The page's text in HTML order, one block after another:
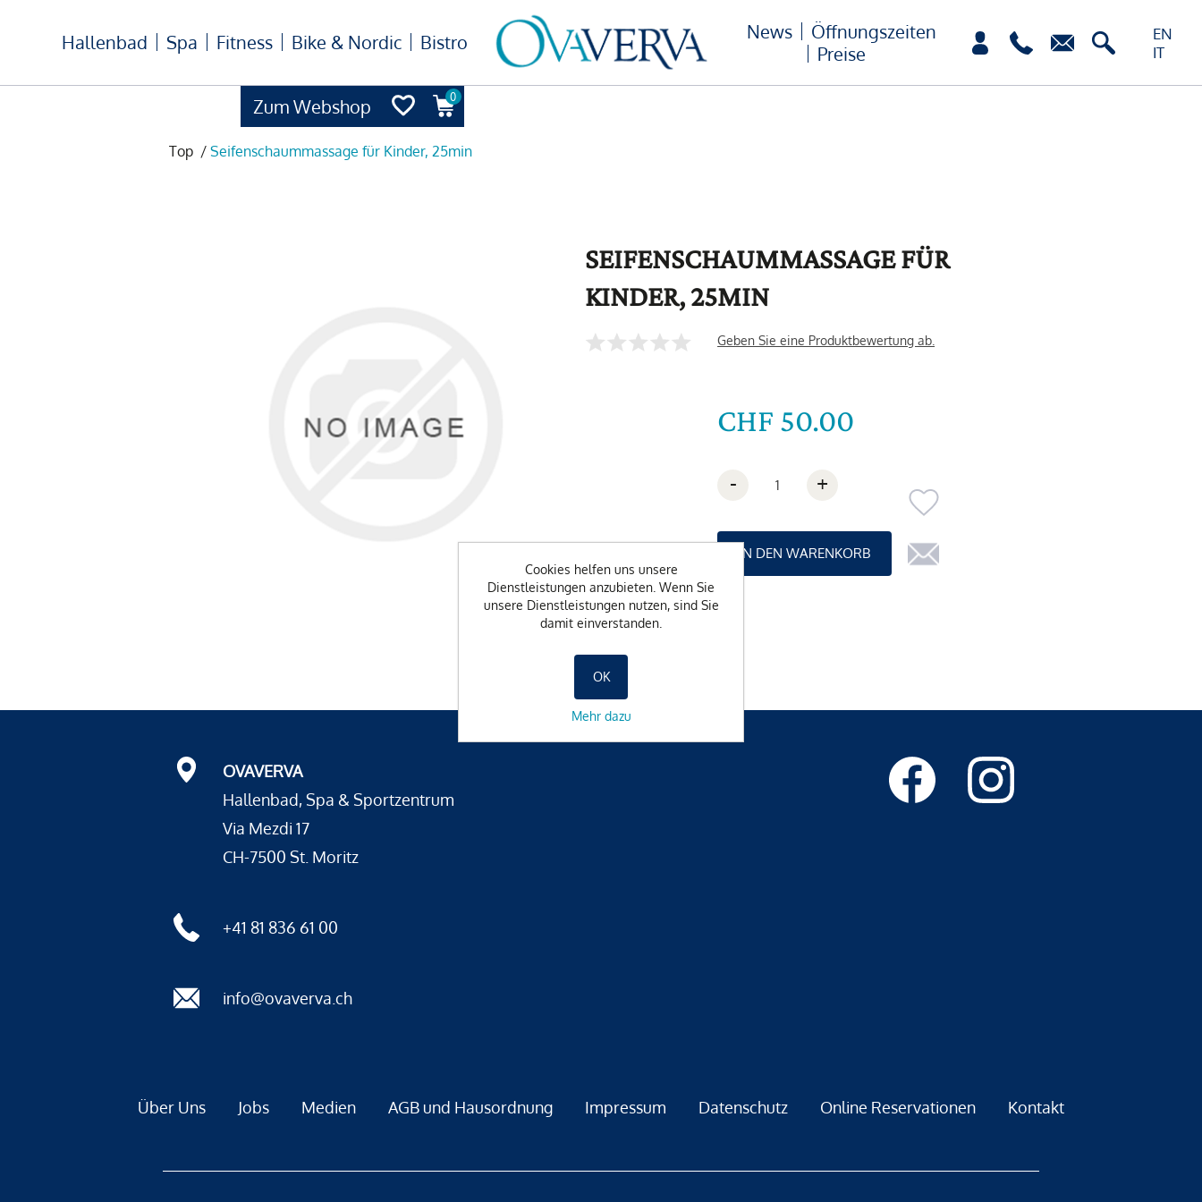
Zum Webshop 0
EN
IT
Hallenbad Spa Fitness Bike & Nordic Bistro News
Öffnungszeiten
Preise
Top / Seifenschaummassage für Kinder, 25min
SEIFENSCHAUMMASSAGE FÜR
KINDER, 25MIN
Geben Sie eine Produktbewertung ab.
CHF 50.00
- +
OVAVERVA
Hallenbad, Spa & Sportzentrum
Via Mezdi 17
CH-7500 St. Moritz
+41 81 836 61 00
info@ovaverva.ch
Über Uns Jobs Medien AGB und Hausordnung Impressum Datenschutz Online Reservationen Kontakt
Cookies helfen uns unsere
Dienstleistungen anzubieten. Wenn Sie
unsere Dienstleistungen nutzen, sind Sie
damit einverstanden.
OK
Mehr dazu